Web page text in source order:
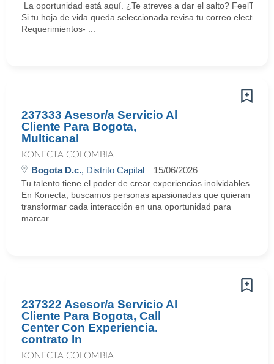
La oportunidad está aquí. ¿Te atreves a dar el salto?
Si tu hoja de vida queda seleccionada revisa tu correo
Requerimientos- ...
237333 Asesor/a Servicio Al
Cliente Para Bogota,
Multicanal
KONECTA COLOMBIA
Bogota D.c., Distrito Capital 15/06/2026
Tu talento tiene el poder de crear experiencias inolvidables.
En Konecta, buscamos personas apasionadas que quieran
transformar cada interacción en una oportunidad para
marcar ...
237322 Asesor/a Servicio Al
Cliente Para Bogota, Call
Center Con Experiencia.
contrato In
KONECTA COLOMBIA